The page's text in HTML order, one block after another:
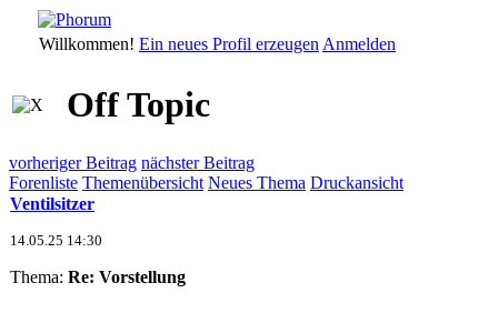
Willkommen! Ein neues Profil erzeugen Anmelden
Off Topic
vorheriger Beitrag nächster Beitrag
Forenliste Themenübersicht Neues Thema Druckansicht
Ventilsitzer
14.05.25 14:30
Thema: Re: Vorstellung